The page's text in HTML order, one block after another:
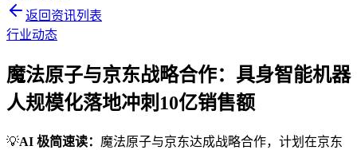
返回资讯列表
行业动态
魔法原子与京东战略合作：具身智能机器
人规模化落地冲刺10亿销售额
💡AI 极简速读： 魔法原子与京东达成战略合作，计划在京东